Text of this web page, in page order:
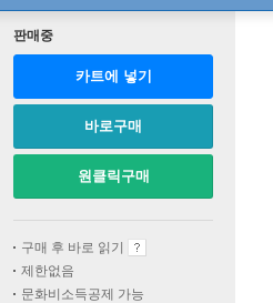
판매중
카트에 넣기
바로구매
원클릭구매
구매 후 바로 읽기
제한없음
문화비소득공제 가능